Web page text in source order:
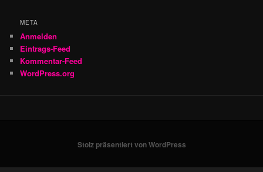
META
Anmelden
Eintrags-Feed
Kommentar-Feed
WordPress.org
Stolz präsentiert von WordPress